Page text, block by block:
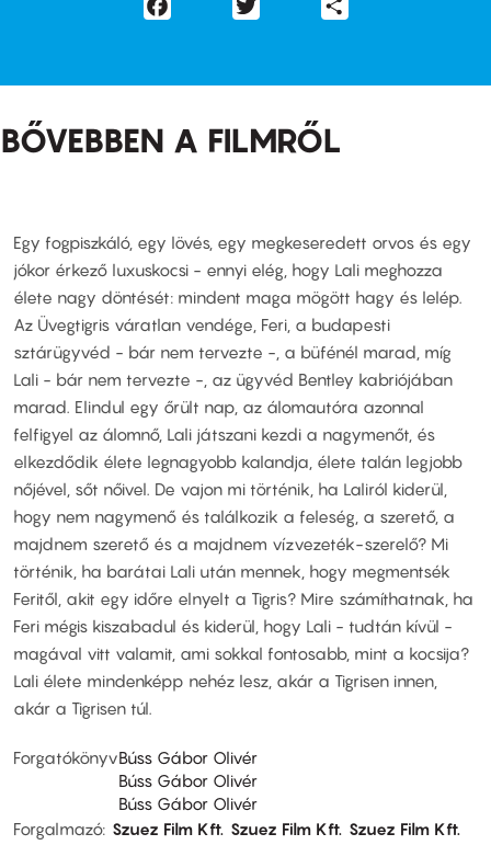
BŐVEBBEN A FILMRŐL
Egy fogpiszkáló, egy lövés, egy megkeseredett orvos és egy
jókor érkező luxuskocsi - ennyi elég, hogy Lali meghozza
élete nagy döntését: mindent maga mögött hagy és lelép.
Az Üvegtigris váratlan vendége, Feri, a budapesti
sztárügyvéd - bár nem tervezte -, a büfénél marad, míg
Lali - bár nem tervezte -, az ügyvéd Bentley kabriójában
marad. Elindul egy őrült nap, az álomautóra azonnal
felfigyel az álomnő, Lali játszani kezdi a nagymenőt, és
elkezdődik élete legnagyobb kalandja, élete talán legjobb
nőjével, sőt nőivel. De vajon mi történik, ha Laliról kiderül,
hogy nem nagymenő és találkozik a feleség, a szerető, a
majdnem szerető és a majdnem vízvezeték-szerelő? Mi
történik, ha barátai Lali után mennek, hogy megmentsék
Feritől, akit egy időre elnyelt a Tigris? Mire számíthatnak, ha
Feri mégis kiszabadul és kiderül, hogy Lali - tudtán kívül -
magával vitt valamit, ami sokkal fontosabb, mint a kocsija?
Lali élete mindenképp nehéz lesz, akár a Tigrisen innen,
akár a Tigrisen túl.
ForgatókönyvBúss Gábor Olivér
Búss Gábor Olivér
Búss Gábor Olivér
Forgalmazó Szuez Film Kft. Szuez Film Kft. Szuez Film Kft.